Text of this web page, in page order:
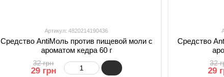
Артикул: 4820214190436
Средство AntiМоль против пищевой моли с
ароматом кедра 60 г
32 грн
29 грн
Средство
32
29